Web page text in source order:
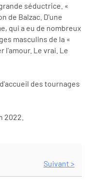
séductrice. «
de Balzac. D'une
qui a eu de nombreux
masculins de la «
l'amour. Le vrai. Le
des tournages
2022.
Suivant >